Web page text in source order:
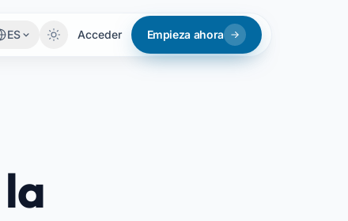
ES Acceder Empieza ahora